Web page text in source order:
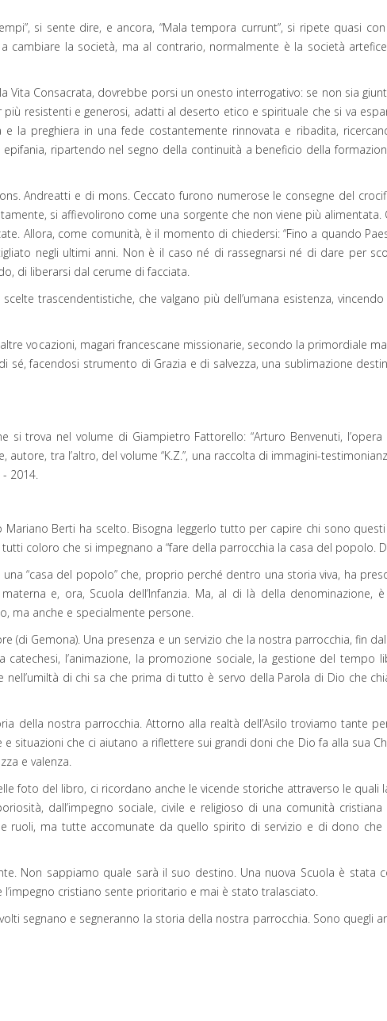
si sente dire, e ancora, “Mala tempora currunt”, si ripete quasi
la società, ma al contrario, normalmente è la società
Vita Consacrata, dovrebbe porsi un onesto interrogativo: se non sia
resistenti e generosi, adatti al deserto etico e spirituale che si va
la preghiera in una fede costantemente rinnovata e ribadita,
ripartendo nel segno della continuità a beneficio della
Andreatti e di mons. Ceccato furono numerose le consegne del
si affievolirono come una sorgente che non viene più alimentata.
Allora, come comunità, è il momento di chiedersi: “Fino a quando
negli ultimi anni. Non è il caso né di rassegnarsi né di dare per
di liberarsi dal cerume di facciata.
trascendentistiche, che valgano più dell’umana esistenza, vincendo
vocazioni, magari francescane missionarie, secondo la primordiale
sé, facendosi strumento di Grazia e di salvezza, una sublimazione
si trova nel volume di Giampietro Fattorello: “Arturo Benvenuti,
tra l’altro, del volume “K.Z.”, una raccolta di immagini-
2014.
Berti ha scelto. Bisogna leggerlo tutto per capire chi sono questi
coloro che si impegnano a “fare della parrocchia la casa del popolo.
“casa del popolo” che, proprio perché dentro una storia viva, ha
e, ora, Scuola dell’Infanzia. Ma, al di là della denominazione,
ma anche e specialmente persone.
(di Gemona). Una presenza e un servizio che la nostra parrocchia, fin
l’animazione, la promozione sociale, la gestione del tempo
di chi sa che prima di tutto è servo della Parola di Dio che
della nostra parrocchia. Attorno alla realtà dell’Asilo troviamo tante
che ci aiutano a riflettere sui grandi doni che Dio fa alla sua
e valenza.
foto del libro, ci ricordano anche le vicende storiche attraverso le quali
dall’impegno sociale, civile e religioso di una comunità
ruoli, ma tutte accomunate da quello spirito di servizio e di dono che
Non sappiamo quale sarà il suo destino. Una nuova Scuola è stata
cristiano sente prioritario e mai è stato tralasciato.
segnano e segneranno la storia della nostra parrocchia. Sono quegli